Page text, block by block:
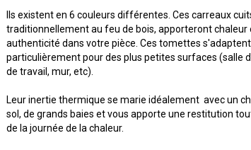
Ils existent en 6 couleurs différentes. Ces carreaux
traditionnellement au feu de bois, apporteront chaleur
authenticité dans votre pièce. Ces tomettes
particulièrement pour des plus petites surfaces (salle
de travail, mur, etc).
Leur inertie thermique se marie idéalement avec un
sol, de grands baies et vous apporte une restitution
de la journée de la chaleur.